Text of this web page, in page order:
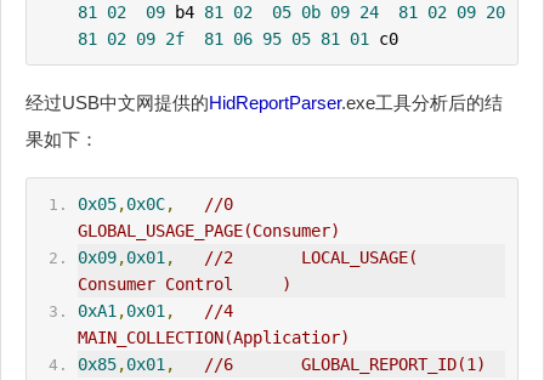
81
02 09 b4 81 02 05 0b 09 24 81 02 09 20
81
02 09 2f 81 06 95 05 81 01 c0
经过USB中文网提供的HidReportParser.exe工具分析后的结
果如下：
0x05,0x0C,
//0
GLOBAL_ USAGE_PAGE(Consumer)
0x09,0x01 ,
//2       LOCAL_USAGE(
Consumer Control     )
0xA1 ,0x01 ,
//4
MAIN_COLLECTION(Applicatior)
0x85,0x01 ,
//6       GLOBAL_REPORT_ID(1)